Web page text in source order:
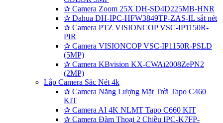
✰ Camera Zoom 25X DH-SD4D225MB-HNR
✰ Dahua DH-IPC-HFW3849TP-ZAS-IL sắt nét
✰ Camera PTZ VISIONCOP VSC-IP1150R-
PIR
✰ Camera VISIONCOP VSC-IP1150R-PSLD
(5MP)
✰ Camera KBvision KX-CWAi2008ZePN2
(2MP)
Lắp Camera Săc Nét 4k
✰ Camera Năng Lượng Mặt Trời Tapo C460
KIT
✰ Camera AI 4K NLMT Tapo C660 KIT
✰ Camera Đàm Thoại 2 Chiều IPC-K7FP-